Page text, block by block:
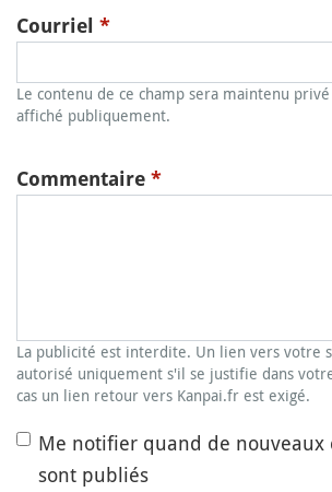
Courriel *
Le contenu de ce champ sera maintenu
affiché publiquement.
Commentaire *
La publicité est interdite. Un lien vers votre
autorisé uniquement s'il se justifie dans
cas un lien retour vers Kanpai.fr est exigé.
Me notifier quand de nouveaux
sont publiés